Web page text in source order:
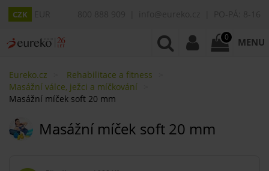
CZK
0 MENU
Eureko.cz
Rehabilitace a fitness
Masážní válce, ježci a míčkování
Masážní míček soft 20 mm
Masážní míček soft 20 mm